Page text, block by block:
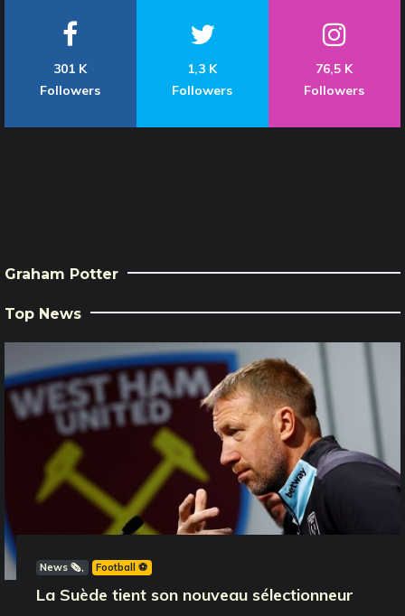
301 K
Followers
1,3 K
Followers
76,5 K
Followers
Graham Potter
Top News
News 🗞️ Football ⚽️
La Suède tient son nouveau sélectionneur